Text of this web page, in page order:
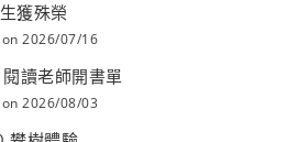
獲殊榮
2026/07/16
讀老師開書單
2026/08/03